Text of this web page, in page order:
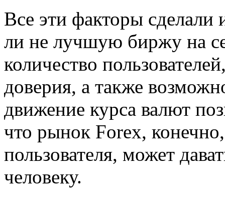
Все эти факторы сделали
ли не лучшую биржу на
количество
доверия, а также
движение курса валют
что рынок Forex,
пользователя, может
человеку.